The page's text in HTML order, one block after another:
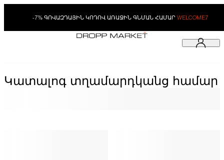
-7% ԳՈՎԱԶԴԱՅԻՆ ԿՈԴՈՎ ԱՌԱՋԻՆ ԳՆՄԱՆ ՀԱՄԱՐ WELCOME7
Կատալոգ տղամարդկանց համար